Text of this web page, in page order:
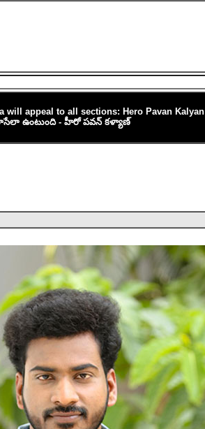
will appeal to all sections: Hero Pavan Kalyan
ఉంటుంది - హీరో పవన్ కళ్యాణ్